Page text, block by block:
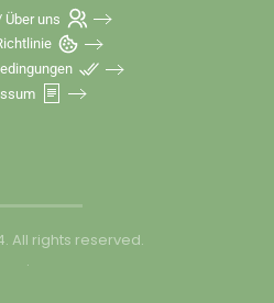
Über uns
All rights reserved.
.